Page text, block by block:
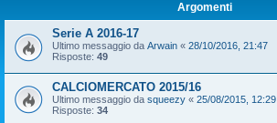
Argomenti
Serie A 2016-17
Ultimo messaggio da Arwain « 28/10/2016, 21:47
Risposte: 49
CALCIOMERCATO 2015/16
Ultimo messaggio da squeezy « 25/08/2015, 12:29
Risposte: 34